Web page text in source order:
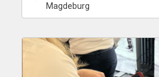
Magdeburg